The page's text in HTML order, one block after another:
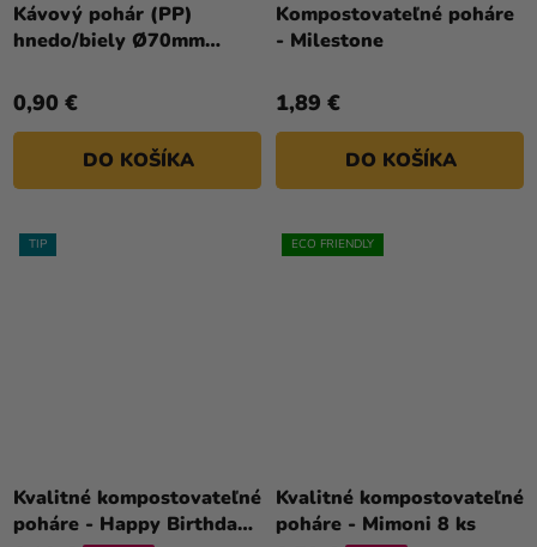
Kávový pohár (PP)
hnedo/biely Ø70mm
0,90 €
DO KOŠÍKA
Kompostovateľné poháre
- Milestone
1,89 €
DO KOŠÍKA
TIP
Kvalitné kompostovateľné
poháre - Happy Birthday
ECO FRIENDLY
Kvalitné kompostovateľné
poháre - Mimoni 8 ks